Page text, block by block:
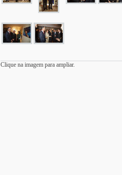
Clique na imagem para ampliar.